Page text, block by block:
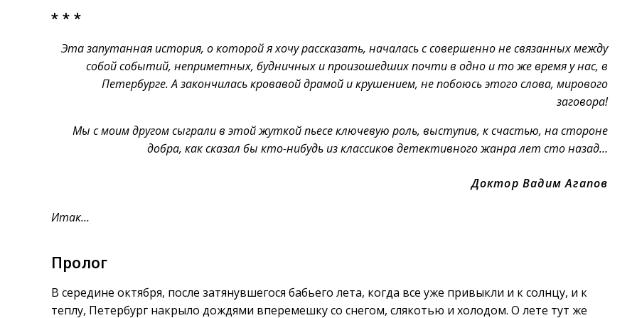
* * *
Эта запутанная история, о которой я хочу рассказать, началась с совершенно не связанных между
собой событий, неприметных, будничных и произошедших почти в одно и то же время у нас, в
Петербурге. А закончилась кровавой драмой и крушением, не побоюсь этого слова, мирового
заговора!
Мы с моим другом сыграли в этой жуткой пьесе ключевую роль, выступив, к счастью, на стороне
добра, как сказал бы кто-нибудь из классиков детективного жанра лет сто назад…
Доктор Вадим Агапов
Итак…
Пролог
В середине октября, после затянувшегося бабьего лета, когда все уже привыкли и к солнцу, и к
теплу, Петербург накрыло дождями вперемешку со снегом, слякотью и холодом. О лете тут же